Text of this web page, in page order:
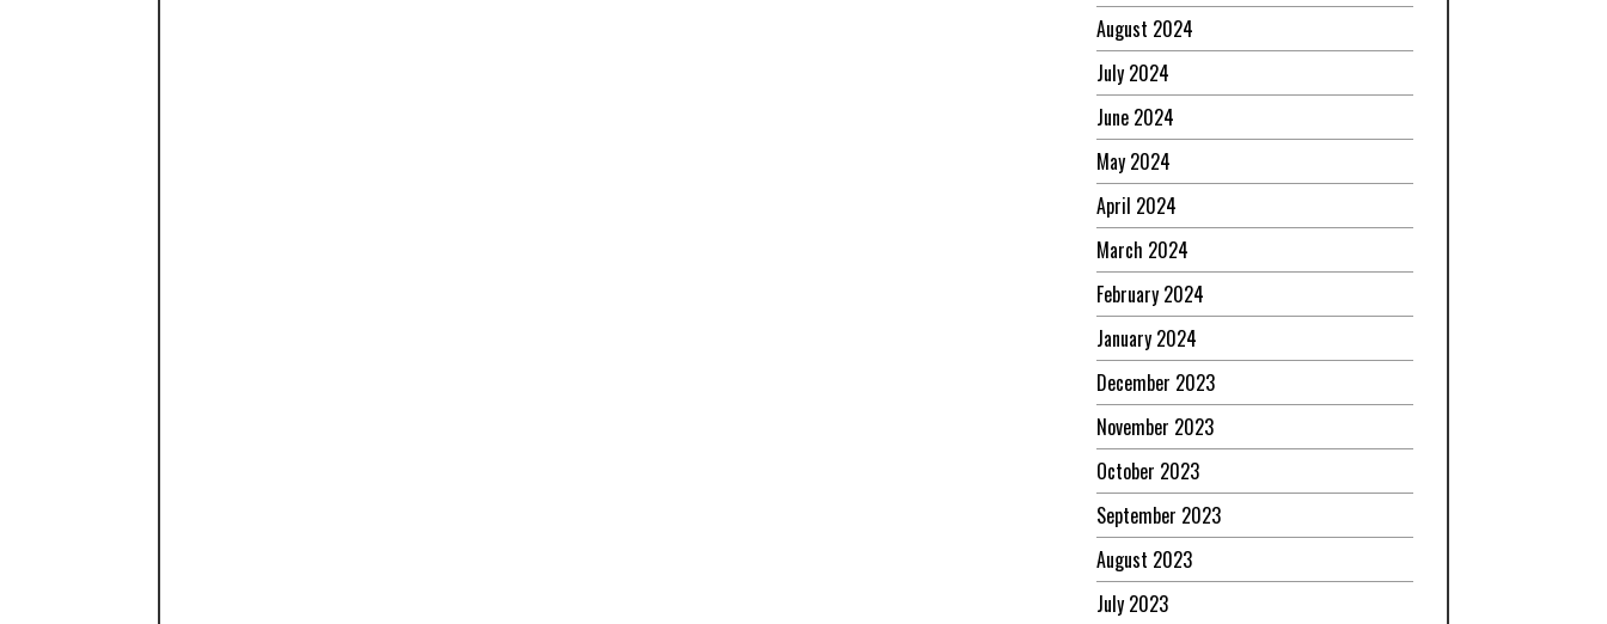
August 2024
July 2024
June 2024
May 2024
April 2024
March 2024
February 2024
January 2024
December 2023
November 2023
October 2023
September 2023
August 2023
July 2023